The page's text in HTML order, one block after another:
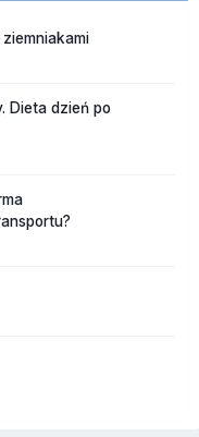
Dieta dzień po